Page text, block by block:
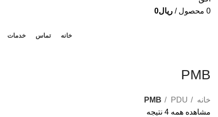
0 محصول / ریال0
خانه تماس خدمات
PMB
خانه PDU
PMB
مشاهده همه 4 نتیجه